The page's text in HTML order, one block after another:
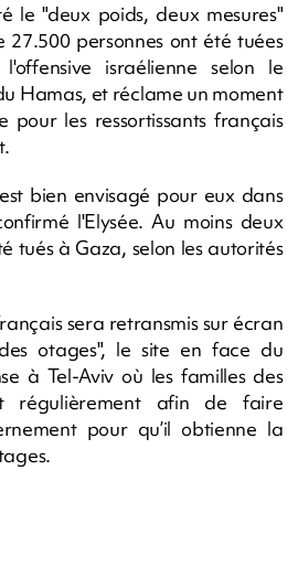
le "deux poids, deux mesures"
27.500 personnes ont été tuées
israélienne selon le
Hamas, et réclame un moment
pour les ressortissants français
bien envisagé pour eux dans
l'Elysée. Au moins deux
tués à Gaza, selon les autorités
sera retransmis sur écran
otages", le site en face du
à Tel-Aviv où les familles des
régulièrement afin de faire
pour qu’il obtienne la